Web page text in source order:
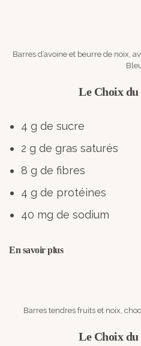
Barres d’avoine et beurre de noix,
Le Choix
4 g de sucre
2 g de gras saturés
8 g de fibres
4 g de protéines
40 mg de sodium
En savoir plus
Barres tendres fruits et noix,
Le Choix